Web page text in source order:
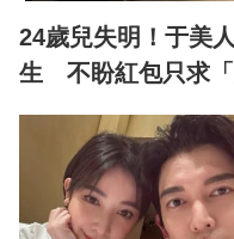
24歲兒失明！于美
生 不盼紅包只求「